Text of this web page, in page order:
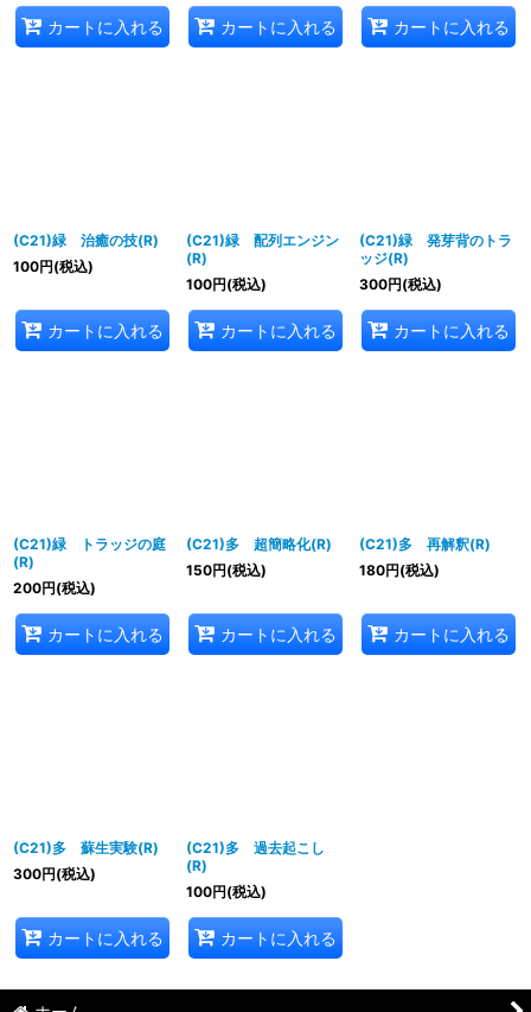
カートに入れる カートに入れる カートに入れる
(C21)緑 治癒の技(R)
100円(税込)
カートに入れる
(C21)緑 配列エンジン
(R)
100円(税込)
カートに入れる
(C21)緑 発芽背のトラ
ッジ(R)
300円(税込)
カートに入れる
(C21)緑 トラッジの庭
(R)
200円(税込)
カートに入れる
(C21)多 超簡略化(R)
150円(税込)
カートに入れる
(C21)多 再解釈(R)
180円(税込)
カートに入れる
(C21)多 蘇生実験(R)
300円(税込)
カートに入れる
(C21)多 過去起こし
(R)
100円(税込)
カートに入れる